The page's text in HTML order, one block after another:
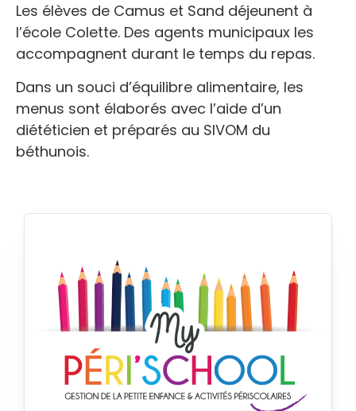
Les élèves de Camus et Sand déjeunent à
l’école Colette. Des agents municipaux les
accompagnent durant le temps du repas.
Dans un souci d’équilibre alimentaire, les
menus sont élaborés avec l’aide d’un
diététicien et préparés au SIVOM du
béthunois.